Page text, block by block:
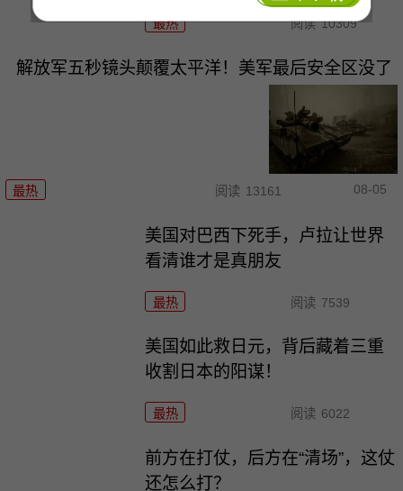
最热 阅读 10309
解放军五秒镜头颠覆太平洋！美军最后安全区没了
最热 阅读 13161 08-05
美国对巴西下死手，卢拉让世界
看清谁才是真朋友
最热 阅读 7539
美国如此救日元，背后藏着三重
收割日本的阳谋！
最热 阅读 6022
前方在打仗，后方在“清场”，这仗
还怎么打？